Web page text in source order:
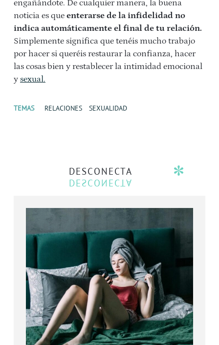
engañándote. De cualquier manera, la buena
noticia es que enterarse de la infidelidad no
indica automáticamente el final de tu relación.
Simplemente significa que tenéis mucho trabajo
por hacer si queréis restaurar la confianza, hacer
las cosas bien y restablecer la intimidad emocional
y sexual.
TEMAS RELACIONES SEXUALIDAD
DESCONECTA